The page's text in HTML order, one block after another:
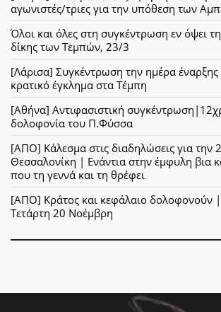
αγωνιστές/τριες για την υπόθεση των
Όλοι και όλες στη συγκέντρωση εν όψει
δίκης των Τεμπών, 23/3
[Λάρισα] Συγκέντρωση την ημέρα έναρξης
κρατικό έγκλημα στα Τέμπη
[Αθήνα] Αντιφασιστική
δολοφονία του Π.Φύσσα
[ΑΠΟ] Κάλεσμα στις διαδηλώσεις για την
Θεσσαλονίκη | Ενάντια στην έμφυλη βια
που τη γεννά και τη θρέφει
[ΑΠΟ] Κράτος και κεφάλαιο δολοφονούν |
Τετάρτη 20 Νοέμβρη